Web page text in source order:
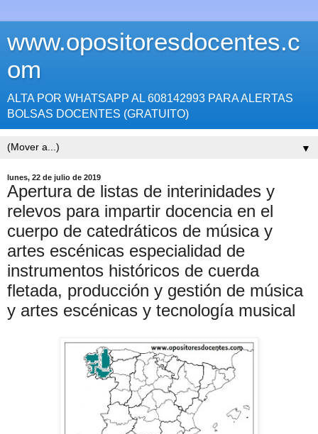
www.opositoresdocentes.c
om
ALTA POR WHATSAPP AL 608142993 PARA ALERTAS
BOLSAS DOCENTES (GRATUITO)
▼
lunes, 22 de julio de 2019
Apertura de listas de interinidades y
relevos para impartir docencia en el
cuerpo de catedráticos de música y
artes escénicas especialidad de
instrumentos históricos de cuerda
fletada, producción y gestión de música
y artes escénicas y tecnología musical